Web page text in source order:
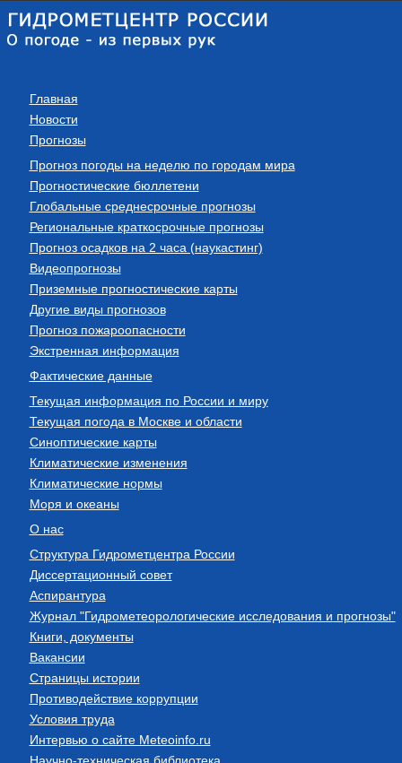
Главная
Новости
Прогнозы
Прогноз погоды на неделю по городам мира
Прогностические бюллетени
Глобальные среднесрочные прогнозы
Региональные краткосрочные прогнозы
Прогноз осадков на 2 часа (наукастинг)
Видеопрогнозы
Приземные прогностические карты
Другие виды прогнозов
Прогноз пожароопасности
Экстренная информация
Фактические данные
Текущая информация по России и миру
Текущая погода в Москве и области
Синоптические карты
Климатические изменения
Климатические нормы
Моря и океаны
О нас
Структура Гидрометцентра России
Диссертационный совет
Аспирантура
Журнал "Гидрометеорологические исследования и прогнозы"
Книги, документы
Вакансии
Страницы истории
Противодействие коррупции
Условия труда
Интервью о сайте Meteoinfo.ru